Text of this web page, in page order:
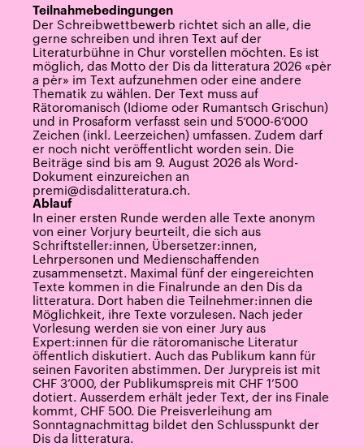
Teilnahmebedingungen
Der Schreibwettbewerb richtet sich an alle, die
gerne schreiben und ihren Text auf der
Literaturbühne in Chur vorstellen möchten. Es ist
möglich, das Motto der Dis da litteratura 2026 «pèr
a pèr» im Text aufzunehmen oder eine andere
Thematik zu wählen. Der Text muss auf
Rätoromanisch (Idiome oder Rumantsch Grischun)
und in Prosaform verfasst sein und 5‘000-6’000
Zeichen (inkl. Leerzeichen) umfassen. Zudem darf
er noch nicht veröffentlicht worden sein. Die
Beiträge sind bis am 9. August 2026 als Word-
Dokument einzureichen an
premi@disdalitteratura.ch.
Ablauf
In einer ersten Runde werden alle Texte anonym
von einer Vorjury beurteilt, die sich aus
Schriftsteller:innen, Übersetzer:innen,
Lehrpersonen und Medienschaffenden
zusammensetzt. Maximal fünf der eingereichten
Texte kommen in die Finalrunde an den Dis da
litteratura. Dort haben die Teilnehmer:innen die
Möglichkeit, ihre Texte vorzulesen. Nach jeder
Vorlesung werden sie von einer Jury aus
Expert:innen für die rätoromanische Literatur
öffentlich diskutiert. Auch das Publikum kann für
seinen Favoriten abstimmen. Der Jurypreis ist mit
CHF 3’000, der Publikumspreis mit CHF 1’500
dotiert. Ausserdem erhält jeder Text, der ins Finale
kommt, CHF 500. Die Preisverleihung am
Sonntagnachmittag bildet den Schlusspunkt der
Dis da litteratura.